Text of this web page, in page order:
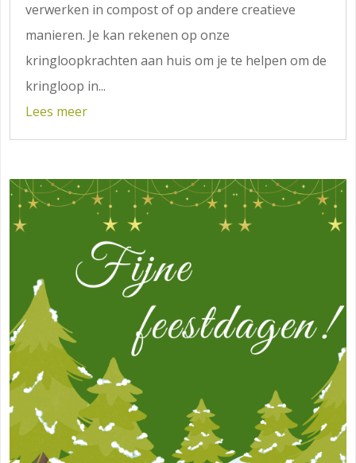
verwerken in compost of op andere creatieve
manieren. Je kan rekenen op onze
kringloopkrachten aan huis om je te helpen om de
kringloop in...
Lees meer